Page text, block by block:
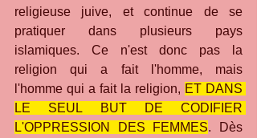
religieuse juive, et continue de se
pratiquer dans plusieurs pays
islamiques. Ce n'est donc pas la
religion qui a fait l'homme, mais
l'homme qui a fait la religion, ET DANS
LE SEUL BUT DE CODIFIER
L'OPPRESSION DES FEMMES. Dès